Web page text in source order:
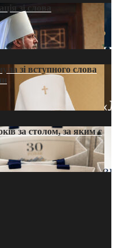
зі слова
зі вступного слова
за столом, за яким є